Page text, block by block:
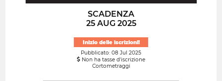
SCADENZA
25 AUG 2025
Inizio delle iscrizioni!
Pubblicato: 08 Jul 2025
Non ha tasse d'iscrizione
Cortometraggi